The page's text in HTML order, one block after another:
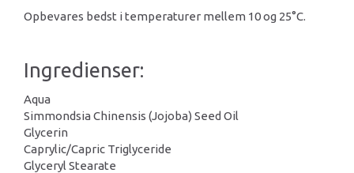
Opbevares bedst i temperaturer mellem 10 og 25°C.
Ingredienser:
Aqua
Simmondsia Chinensis (Jojoba) Seed Oil
Glycerin
Caprylic/Capric Triglyceride
Glyceryl Stearate